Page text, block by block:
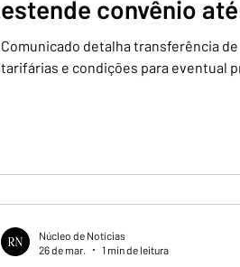
estende convênio
Comunicado detalha transferência de
tarifárias e condições para eventual
Núcleo de Notícias
26 de mar.
1 min de leitura